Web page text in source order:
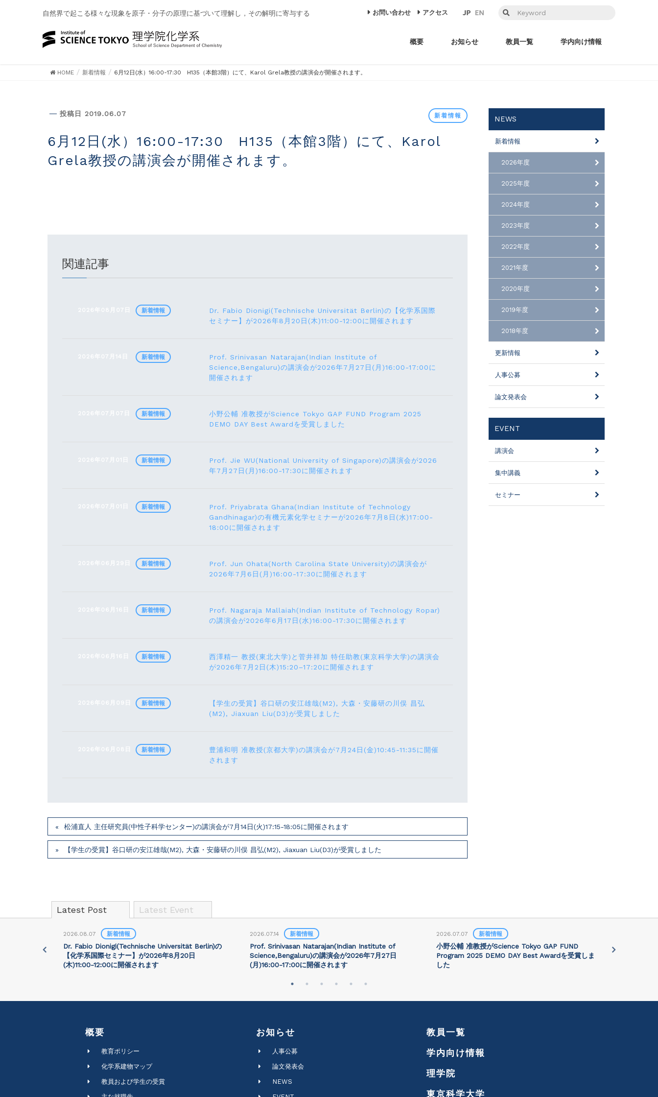
自然界で起こる様々な現象を原子・分子の原理に基づいて理解し，その解明に寄与する お問い合わせ アクセス
概要 お知らせ 教員一覧 学内向け情報
HOME 新着情報 6月12日(水）16:00-17:30 H135（本館3階）にて、Karol Grela教授の講演会が開催されます。
投稿日 2019.06.07 新着情報
6月12日(水）16:00-17:30 H135（本館3階）にて、Karol
Grela教授の講演会が開催されます。
関連記事
2026年08月07日
Dr. Fabio Dionigi(Technische Universität Berlin)の【化学系国際
セミナー】が2026年8⽉20⽇(⽊)11:00-12:00に開催されます
新着情報
2026年07月14日
Prof. Srinivasan Natarajan(Indian Institute of
Science,Bengaluru)の講演会が2026年7月27⽇(月)16:00-17:00に
開催されます
新着情報
2026年07月07日
小野公輔 准教授がScience Tokyo GAP FUND Program 2025
DEMO DAY Best Awardを受賞しました
新着情報
2026年07月01日
Prof. Jie WU(National University of Singapore)の講演会が2026
年7月27日(月)16:00-17:30に開催されます
新着情報
2026年07月01日
Prof. Priyabrata Ghana(Indian Institute of Technology
Gandhinagar)の有機元素化学セミナーが2026年7月8日(水)17:00-
18:00に開催されます
新着情報
2026年06月29日
Prof. Jun Ohata(North Carolina State University)の講演会が
2026年7月6日(月)16:00-17:30に開催されます
新着情報
2026年06月16日
Prof. Nagaraja Mallaiah(Indian Institute of Technology Ropar)
の講演会が2026年6月17⽇(水)16:00-17:30に開催されます
新着情報
2026年06月16日
西澤精一 教授(東北大学)と菅井祥加 特任助教(東京科学大学)の講演会
が2026年7月2日(木)15:20–17:20に開催されます
新着情報
2026年06月09日
【学生の受賞】谷口研の安江雄哉(M2), 大森・安藤研の川俣 昌弘
(M2), Jiaxuan Liu(D3)が受賞しました
新着情報
2026年06月08日
豊浦和明 准教授(京都大学)の講演会が7月24⽇(⾦)10:45-11:35に開催
されます
新着情報
松浦直人 主任研究員(中性子科学センター)の講演会が7月14⽇(火)17:15-18:05に開催されます
【学生の受賞】谷口研の安江雄哉(M2), 大森・安藤研の川俣 昌弘(M2), Jiaxuan Liu(D3)が受賞しました
NEWS
新着情報
2026年度
2025年度
2024年度
2023年度
2022年度
2021年度
2020年度
2019年度
2018年度
更新情報
人事公募
論文発表会
EVENT
講演会
集中講義
セミナー
Latest Post Latest Event
2026.08.07 新着情報
Dr. Fabio Dionigi(Technische Universität Berlin)の
【化学系国際セミナー】が2026年8⽉20⽇
(⽊)11:00-12:00に開催されます
2026.07.14 新着情報
Prof. Srinivasan Natarajan(Indian Institute of
Science,Bengaluru)の講演会が2026年7月27⽇
(月)16:00-17:00に開催されます
2026.07.07 新着情報
小野公輔 准教授がScience Tokyo GAP FUND
Program 2025 DEMO DAY Best Awardを受賞しま
した
概要
教育ポリシー
化学系建物マップ
教員および学生の受賞
お知らせ
人事公募
論文発表会
NEWS
教員一覧
学内向け情報
理学院
東京科学大学